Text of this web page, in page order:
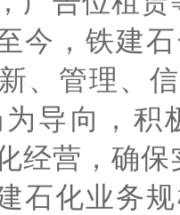
今，铁建
、管理、
导向，积
经营，确
石化业务